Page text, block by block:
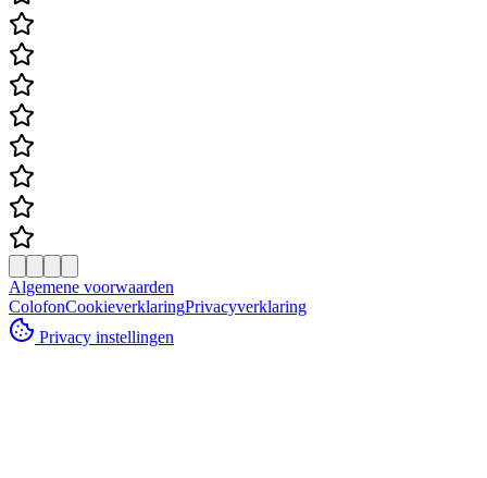
Algemene voorwaarden
ColofonCookieverklaringPrivacyverklaring
Privacy instellingen